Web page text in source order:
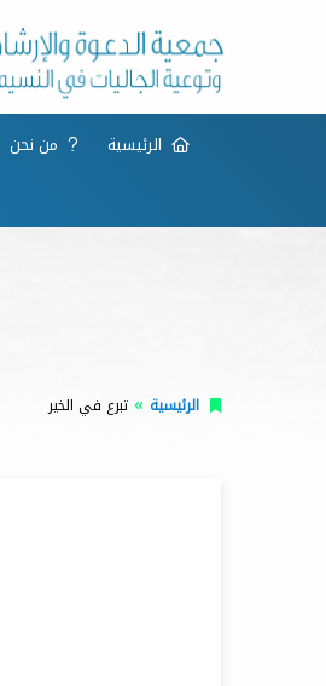
الرئيسية من نحن
الرئيسية تبرع في الخير